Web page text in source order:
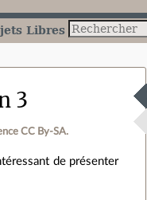
Libres
3
CC By‑SA.
de présenter